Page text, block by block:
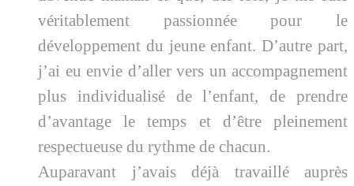
véritablement passionnée pour le
développement du jeune enfant. D’autre part,
j’ai eu envie d’aller vers un accompagnement
plus individualisé de l’enfant, de prendre
d’avantage le temps et d’être pleinement
respectueuse du rythme de chacun.
Auparavant j’avais déjà travaillé auprès